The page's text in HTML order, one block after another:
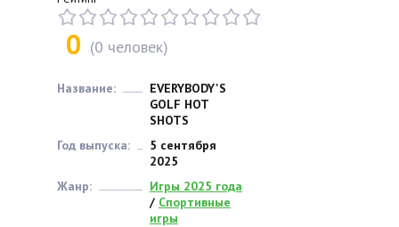
0 (0 человек)
Название:
EVERYBODY'S
GOLF HOT
SHOTS
Год выпуска:
5 сентября
2025
Жанр:
Игры 2025 года
/ Спортивные
игры